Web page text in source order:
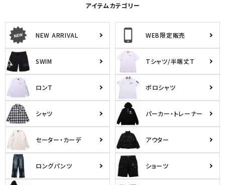
アイテムカテゴリー
NEW ARRIVAL WEB限定販売
SWIM Tシャツ/半端丈T
ロンT ポロシャツ
シャツ パーカー・トレーナー
セーター・カーデ アウター
ロングパンツ ショーツ